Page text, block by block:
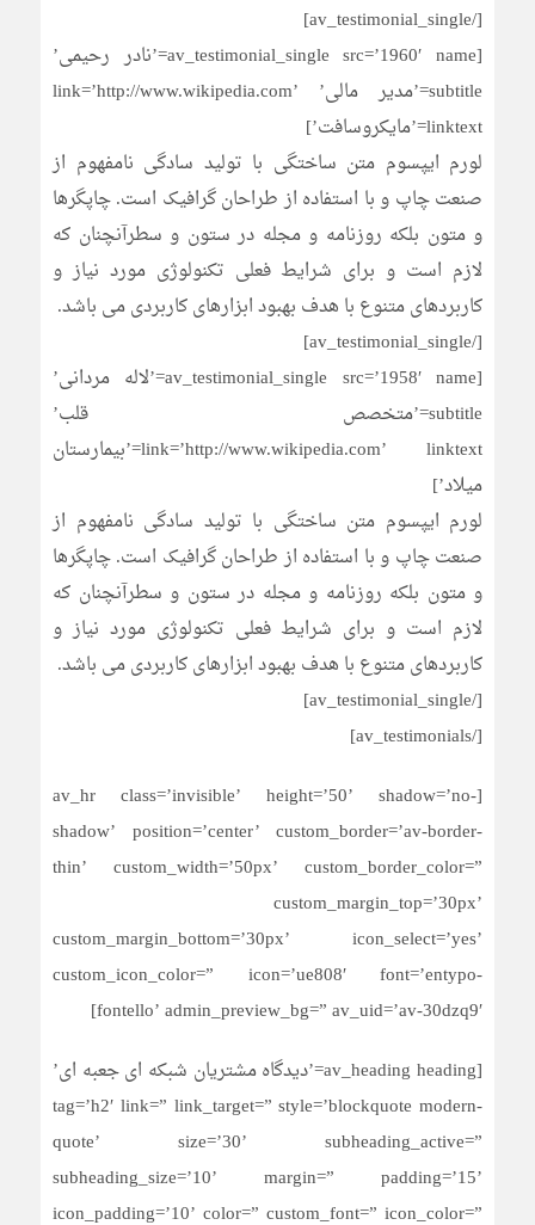
[/av_testimonial_single]
[av_testimonial_single src=’1960′ name=’نادر رحیمی’
subtitle=’مدیر مالی’ link=’http://www.wikipedia.com’
linktext=’مایکروسافت’]
لورم ایپسوم متن ساختگی با تولید سادگی نامفهوم از
صنعت چاپ و با استفاده از طراحان گرافیک است. چاپگرها
و متون بلکه روزنامه و مجله در ستون و سطرآنچنان که
لازم است و برای شرایط فعلی تکنولوژی مورد نیاز و
کاربردهای متنوع با هدف بهبود ابزارهای کاربردی می باشد.
[/av_testimonial_single]
[av_testimonial_single src=’1958′ name=’لاله مردانی’
subtitle=’متخصص قلب’
link=’http://www.wikipedia.com’ linktext=’بیمارستان
میلاد’]
لورم ایپسوم متن ساختگی با تولید سادگی نامفهوم از
صنعت چاپ و با استفاده از طراحان گرافیک است. چاپگرها
و متون بلکه روزنامه و مجله در ستون و سطرآنچنان که
لازم است و برای شرایط فعلی تکنولوژی مورد نیاز و
کاربردهای متنوع با هدف بهبود ابزارهای کاربردی می باشد.
[/av_testimonial_single]
[/av_testimonials]
[av_hr class=’invisible’ height=’50’ shadow=’no-
shadow’ position=’center’ custom_border=’av-border-
thin’ custom_width=’50px’ custom_border_color=”
custom_margin_top=’30px’
custom_margin_bottom=’30px’ icon_select=’yes’
custom_icon_color=” icon=’ue808′ font=’entypo-
fontello’ admin_preview_bg=” av_uid=’av-30dzq9′]
[av_heading heading=’دیدگاه مشتریان شبکه ای جعبه ای’
tag=’h2′ link=” link_target=” style=’blockquote modern-
quote’ size=’30’ subheading_active=”
subheading_size=’10’ margin=” padding=’15’
icon_padding=’10’ color=” custom_font=” icon_color=”